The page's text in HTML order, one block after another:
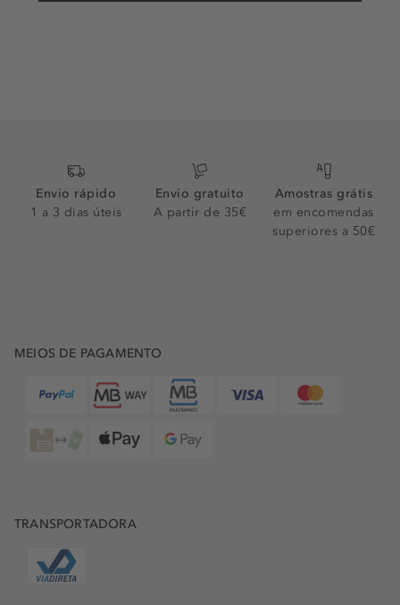
Envio rápido
1 a 3 dias úteis
Envio gratuito
A partir de 35€
Amostras grátis
em encomendas
superiores a 50€
MEIOS DE PAGAMENTO
TRANSPORTADORA